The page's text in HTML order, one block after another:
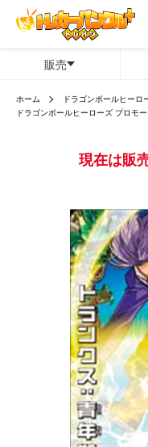
販売
ホーム
ドラゴンボールヒーロ
ドラゴンボールヒーローズ プロモ
現在は販